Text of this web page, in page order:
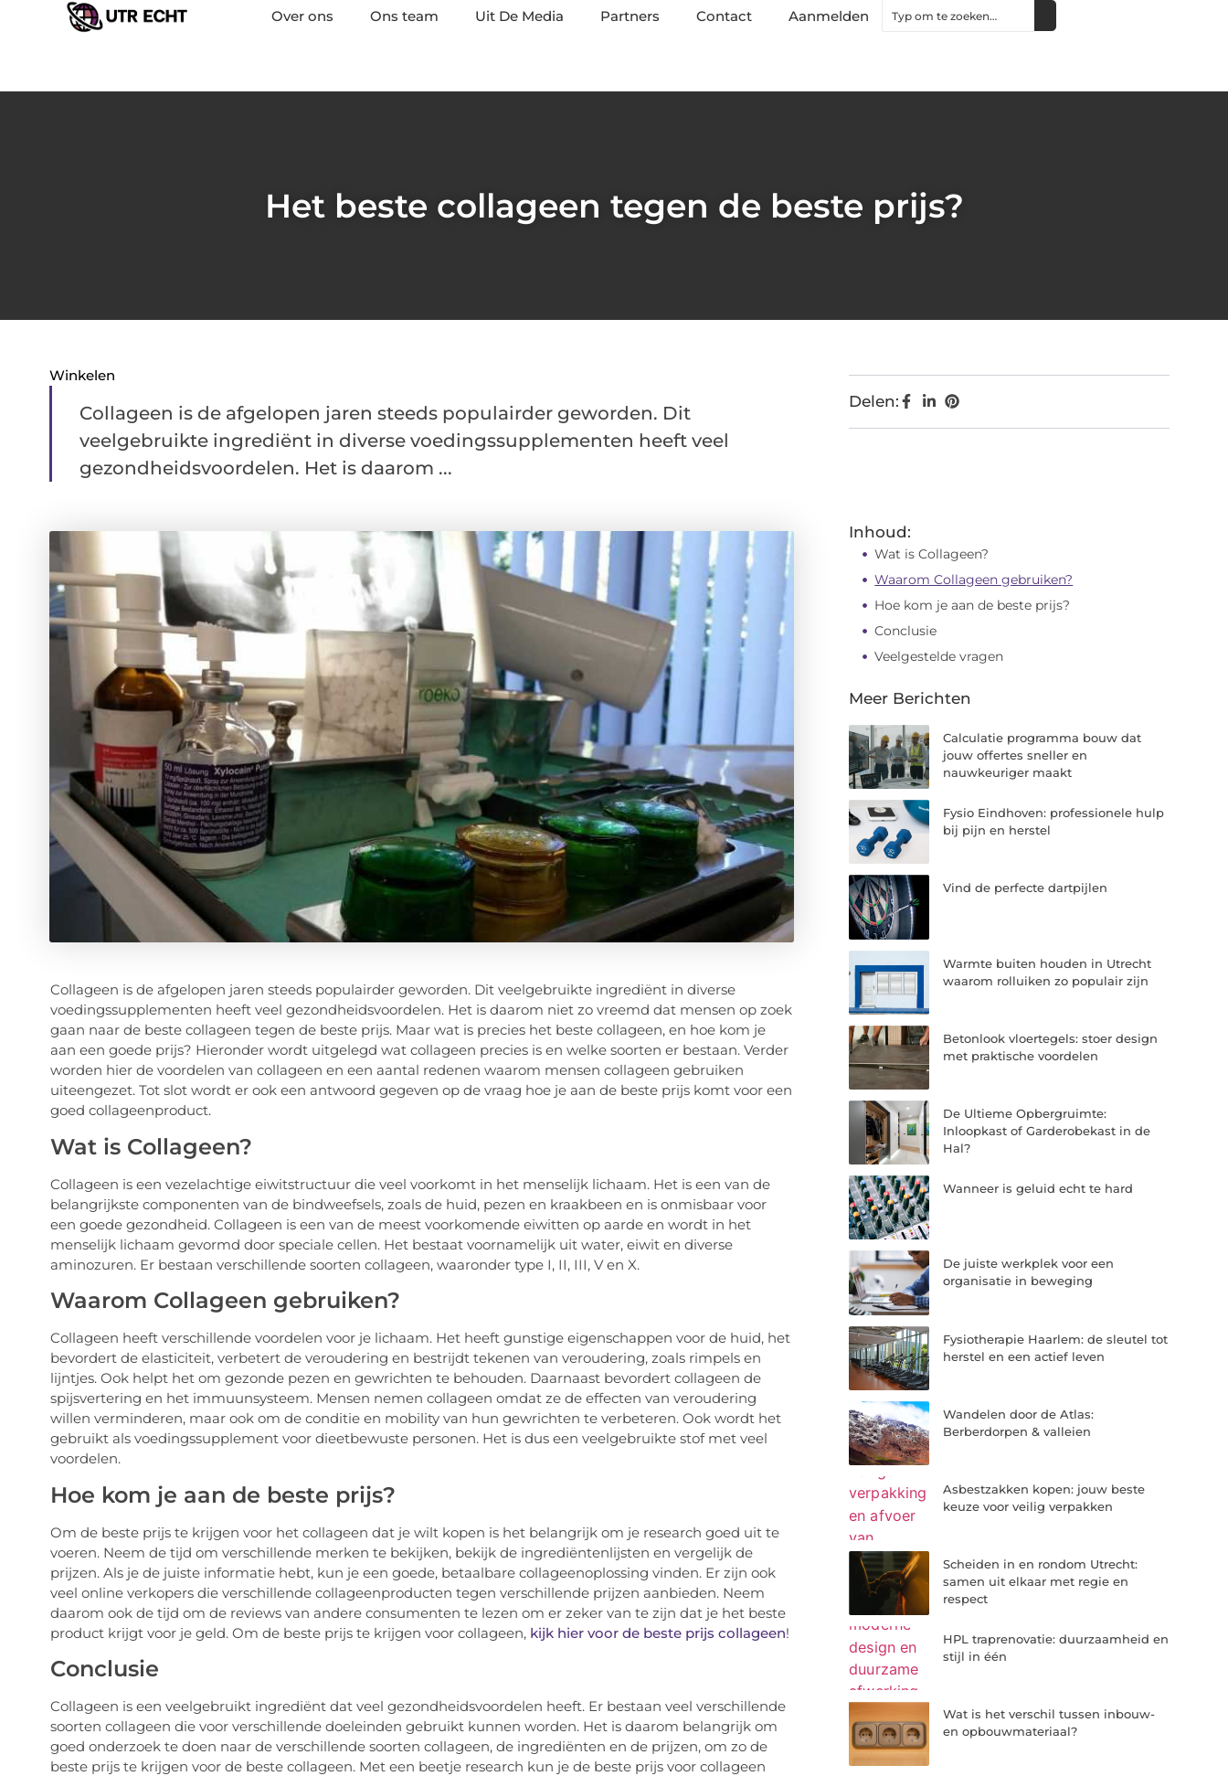
Over ons Ons team Uit De Media Partners Contact Aanmelden
Het beste collageen tegen de beste prijs?
Winkelen
Collageen is de afgelopen jaren steeds populairder geworden. Dit
veelgebruikte ingrediënt in diverse voedingssupplementen heeft veel
gezondheidsvoordelen. Het is daarom ...
Collageen is de afgelopen jaren steeds populairder geworden. Dit veelgebruikte ingrediënt in diverse
voedingssupplementen heeft veel gezondheidsvoordelen. Het is daarom niet zo vreemd dat mensen op zoek
gaan naar de beste collageen tegen de beste prijs. Maar wat is precies het beste collageen, en hoe kom je
aan een goede prijs? Hieronder wordt uitgelegd wat collageen precies is en welke soorten er bestaan. Verder
worden hier de voordelen van collageen en een aantal redenen waarom mensen collageen gebruiken
uiteengezet. Tot slot wordt er ook een antwoord gegeven op de vraag hoe je aan de beste prijs komt voor een
goed collageenproduct.
Wat is Collageen?
Collageen is een vezelachtige eiwitstructuur die veel voorkomt in het menselijk lichaam. Het is een van de
belangrijkste componenten van de bindweefsels, zoals de huid, pezen en kraakbeen en is onmisbaar voor
een goede gezondheid. Collageen is een van de meest voorkomende eiwitten op aarde en wordt in het
menselijk lichaam gevormd door speciale cellen. Het bestaat voornamelijk uit water, eiwit en diverse
aminozuren. Er bestaan verschillende soorten collageen, waaronder type I, II, III, V en X.
Waarom Collageen gebruiken?
Collageen heeft verschillende voordelen voor je lichaam. Het heeft gunstige eigenschappen voor de huid, het
bevordert de elasticiteit, verbetert de veroudering en bestrijdt tekenen van veroudering, zoals rimpels en
lijntjes. Ook helpt het om gezonde pezen en gewrichten te behouden. Daarnaast bevordert collageen de
spijsvertering en het immuunsysteem. Mensen nemen collageen omdat ze de effecten van veroudering
willen verminderen, maar ook om de conditie en mobility van hun gewrichten te verbeteren. Ook wordt het
gebruikt als voedingssupplement voor dieetbewuste personen. Het is dus een veelgebruikte stof met veel
voordelen.
Hoe kom je aan de beste prijs?
Om de beste prijs te krijgen voor het collageen dat je wilt kopen is het belangrijk om je research goed uit te
voeren. Neem de tijd om verschillende merken te bekijken, bekijk de ingrediëntenlijsten en vergelijk de
prijzen. Als je de juiste informatie hebt, kun je een goede, betaalbare collageenoplossing vinden. Er zijn ook
veel online verkopers die verschillende collageenproducten tegen verschillende prijzen aanbieden. Neem
daarom ook de tijd om de reviews van andere consumenten te lezen om er zeker van te zijn dat je het beste
product krijgt voor je geld. Om de beste prijs te krijgen voor collageen, kijk hier voor de beste prijs collageen!
Conclusie
Collageen is een veelgebruikt ingrediënt dat veel gezondheidsvoordelen heeft. Er bestaan veel verschillende
soorten collageen die voor verschillende doeleinden gebruikt kunnen worden. Het is daarom belangrijk om
goed onderzoek te doen naar de verschillende soorten collageen, de ingrediënten en de prijzen, om zo de
beste prijs te krijgen voor de beste collageen. Met een beetje research kun je de beste prijs voor collageen
Delen:
Inhoud:
Wat is Collageen?
Waarom Collageen gebruiken?
Hoe kom je aan de beste prijs?
Conclusie
Veelgestelde vragen
Meer Berichten
Calculatie programma bouw dat
jouw offertes sneller en
nauwkeuriger maakt
Fysio Eindhoven: professionele hulp
bij pijn en herstel
Vind de perfecte dartpijlen
Warmte buiten houden in Utrecht
waarom rolluiken zo populair zijn
Betonlook vloertegels: stoer design
met praktische voordelen
De Ultieme Opbergruimte:
Inloopkast of Garderobekast in de
Hal?
Wanneer is geluid echt te hard
De juiste werkplek voor een
organisatie in beweging
Fysiotherapie Haarlem: de sleutel tot
herstel en een actief leven
Wandelen door de Atlas:
Berberdorpen & valleien
Asbestzakken kopen: jouw beste
keuze voor veilig verpakken
Scheiden in en rondom Utrecht:
samen uit elkaar met regie en
respect
HPL traprenovatie: duurzaamheid en
stijl in één
Wat is het verschil tussen inbouw-
en opbouwmateriaal?